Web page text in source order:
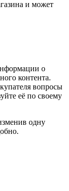
и может
о
контента.
вопросы
её по своему
одну